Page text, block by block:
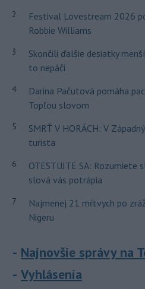
2
Festival Lovestream 2026
Robbie Williams
3
Skončili ďalšie desiatky
to nepáči
4
Darina Pačutová pomáha
Topľou slovom
5
SMRŤ V HORÁCH: V
turista
6
OTESTUJTE SA: Rozumiete
slová vás potrápia
7
Najmenej 21 mŕtvych po
Nigeru
Najnovšie správy na
Vyhlásenia